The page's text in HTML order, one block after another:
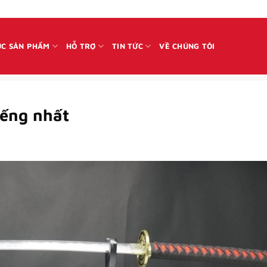
SẢN PHẨM HỖ TRỢ TIN TỨC VỀ CHÚNG TÔI
nhất